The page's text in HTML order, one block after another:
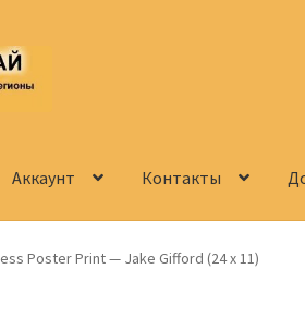
Аккаунт Контакты
Заказ Контакты Корзина О нас Сигары
Poster Print — Jake Gifford (24 x 11)